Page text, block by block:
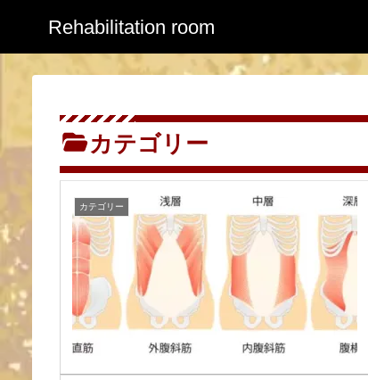
Rehabilitation room
カテゴリー
カテゴリー